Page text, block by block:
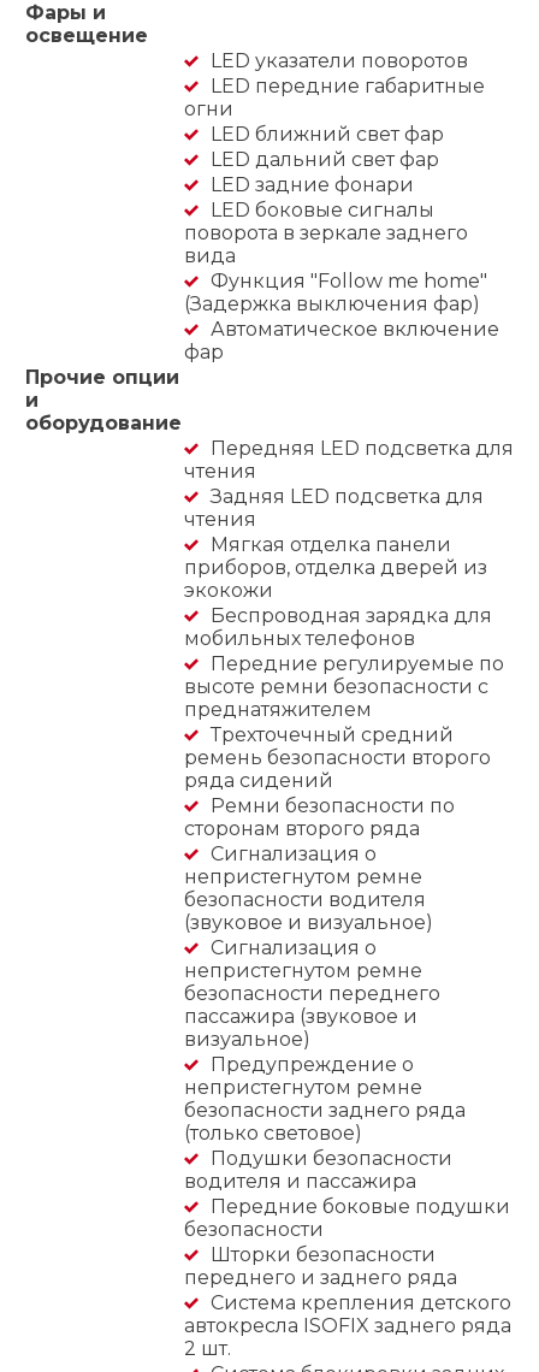
Фары и
освещение
LED указатели поворотов
LED передние габаритные
огни
LED ближний свет фар
LED дальний свет фар
LED задние фонари
LED боковые сигналы
поворота в зеркале заднего
вида
Функция "Follow me home"
(Задержка выключения фар)
Автоматическое включение
фар
Прочие опции
и
оборудование
Передняя LED подсветка для
чтения
Задняя LED подсветка для
чтения
Мягкая отделка панели
приборов, отделка дверей из
экокожи
Беспроводная зарядка для
мобильных телефонов
Передние регулируемые по
высоте ремни безопасности с
преднатяжителем
Трехточечный средний
ремень безопасности второго
ряда сидений
Ремни безопасности по
сторонам второго ряда
Сигнализация о
непристегнутом ремне
безопасности водителя
(звуковое и визуальное)
Сигнализация о
непристегнутом ремне
безопасности переднего
пассажира (звуковое и
визуальное)
Предупреждение о
непристегнутом ремне
безопасности заднего ряда
(только световое)
Подушки безопасности
водителя и пассажира
Передние боковые подушки
безопасности
Шторки безопасности
переднего и заднего ряда
Система крепления детского
автокресла ISOFIX заднего ряда
2 шт.